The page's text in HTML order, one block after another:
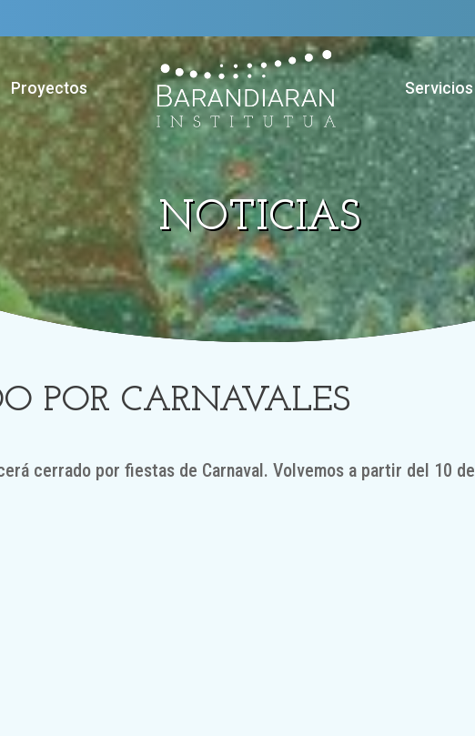
Proyectos Servicios
NOTICIAS
POR CARNAVALES
cerrado por fiestas de Carnaval. Volvemos a partir del 10 de